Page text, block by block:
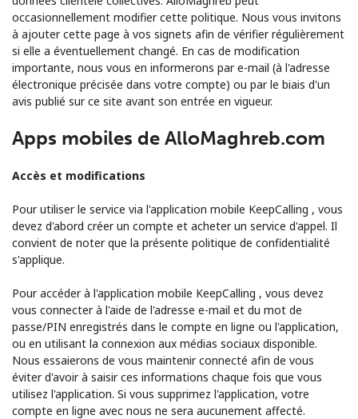
occasionnellement modifier cette politique. Nous vous invitons
à ajouter cette page à vos signets afin de vérifier régulièrement
si elle a éventuellement changé. En cas de modification
importante, nous vous en informerons par e-mail (à l'adresse
électronique précisée dans votre compte) ou par le biais d'un
avis publié sur ce site avant son entrée en vigueur.
Apps mobiles de AlloMaghreb.com
Accès et modifications
Pour utiliser le service via l'application mobile KeepCalling , vous
devez d'abord créer un compte et acheter un service d'appel. Il
convient de noter que la présente politique de confidentialité
s'applique.
Pour accéder à l'application mobile KeepCalling , vous devez
vous connecter à l'aide de l'adresse e-mail et du mot de
passe/PIN enregistrés dans le compte en ligne ou l'application,
ou en utilisant la connexion aux médias sociaux disponible.
Nous essaierons de vous maintenir connecté afin de vous
éviter d'avoir à saisir ces informations chaque fois que vous
utilisez l'application. Si vous supprimez l'application, votre
compte en ligne avec nous ne sera aucunement affecté.